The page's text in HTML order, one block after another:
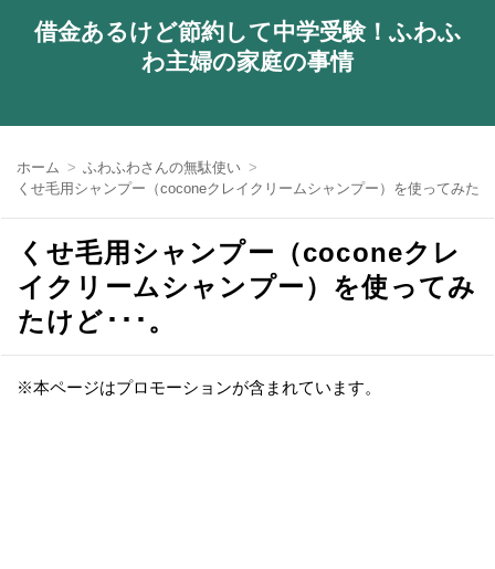
借金あるけど節約して中学受験！ふわふ
わ主婦の家庭の事情
ホーム
ふわふわさんの無駄使い
くせ毛用シャンプー（coconeクレイクリームシャンプー）を使ってみた
くせ毛用シャンプー（coconeクレ
イクリームシャンプー）を使ってみ
たけど･･･。
※本ページはプロモーションが含まれています。